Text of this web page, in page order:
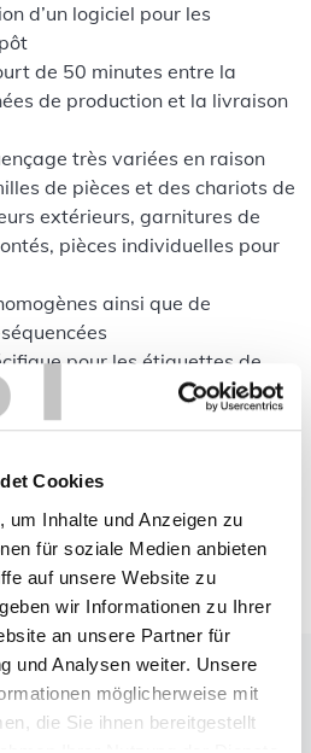
Cookies
um Inhalte und Anzeigen zu
für soziale Medien anbieten
auf unsere Website zu
wir Informationen zu Ihrer
an unsere Partner für
und Analysen weiter. Unsere
möglicherweise mit
die Sie ihnen bereitgestellt
d’un logiciel pour les
de 50 minutes entre la
de production et la livraison
très variées en raison
de pièces et des chariots de
extérieurs, garnitures de
pièces individuelles pour
ainsi que de
pour les étiquettes de
bacs de rotation prédéfinis et
d’abord pour une
le processus basé sur